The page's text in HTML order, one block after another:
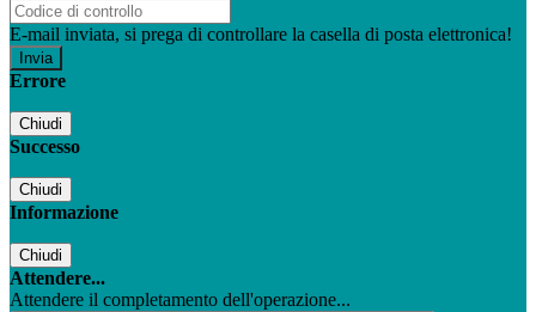
E-mail inviata, si prega di controllare la casella di posta elettronica!
Errore
Chiudi
Successo
Chiudi
Informazione
Chiudi
Attendere...
Attendere il completamento dell'operazione...